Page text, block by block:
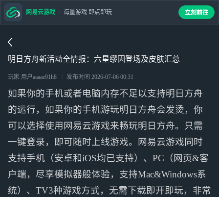
明日方舟新活动全情报：六星缪因登场及皮肤汇总
玩家 用户aaaae91h8 发布时间 2026-07-06 00:31
如果你的手机或者电脑内存不足以支持明日方舟
的运行，如果你的手机游玩明日方舟会发烫，你
可以选择使用网易云游戏来畅玩明日方舟。只需
一键登录，即可随时上线游戏。网易云游戏同时
支持手机（安卓和iOS均已支持）、PC（网页&客
户端，尽享模拟器般体验，支持Mac&Windows系
统）、TV3种游戏方式，无需下载即开即玩，非常
网易云游戏 海量游戏 即点即玩 立刻前往